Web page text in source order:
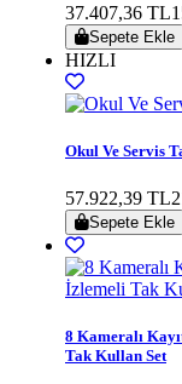
37.407,36 TL
Sepete Ekle
HIZLI
Okul Ve Servis
57.922,39 TL
Sepete Ekle
8 Kameralı
Tak Kullan Set